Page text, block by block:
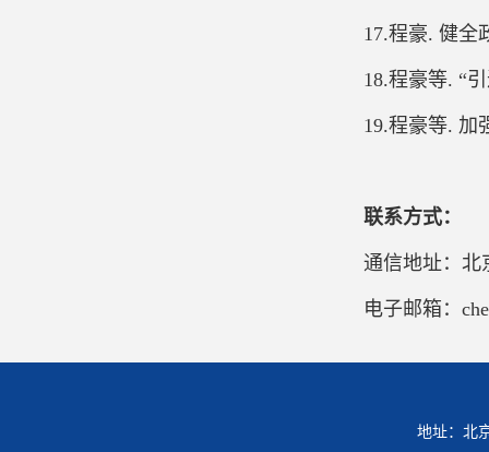
17.程豪. 健全
18.程豪等. “
19.程豪等. 加
联系方式：
通信地址：北
电子邮箱：
地址：北